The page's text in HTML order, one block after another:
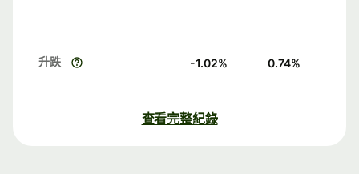
升跌 -1.02% 0.74%
查看完整紀錄